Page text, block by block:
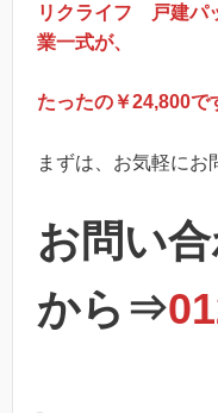
リクライフ 戸建パ
業一式が、
たったの￥24,800で
まずは、お気軽にお
お問い
から⇒